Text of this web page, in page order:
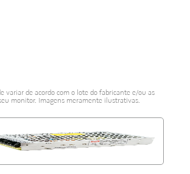
variar de acordo com o lote do fabricante e/ou as
monitor. Imagens meramente ilustrativas.